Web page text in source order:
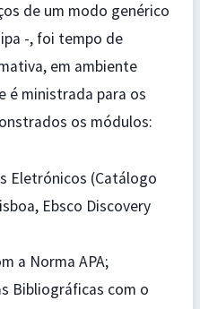
de um modo genérico
-, foi tempo de
em ambiente
é ministrada para os
os módulos:
Eletrónicos (Catálogo
Ebsco Discovery
a Norma APA;
Bibliográficas com o